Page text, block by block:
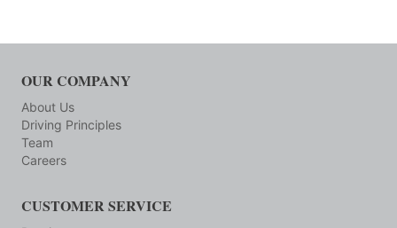
OUR COMPANY
About Us
Driving Principles
Team
Careers
CUSTOMER SERVICE